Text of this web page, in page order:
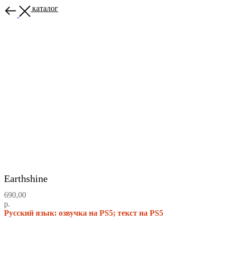
Назад в каталог
Earthshine
690,00
р.
Русский язык: озвучка на PS5; текст на PS5